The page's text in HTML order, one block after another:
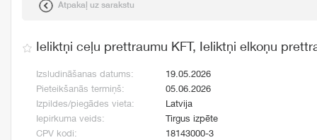
Atpakaļ uz sarakstu
Ieliktņi ceļu prettraumu KFT, Ieliktņi elkoņu
Izsludināšanas datums:
19.05.2026
Pieteikšanās termiņš:
05.06.2026
Izpildes/piegādes vieta:
Latvija
Iepirkuma veids:
Tirgus izpēte
CPV kodi:
18143000-3